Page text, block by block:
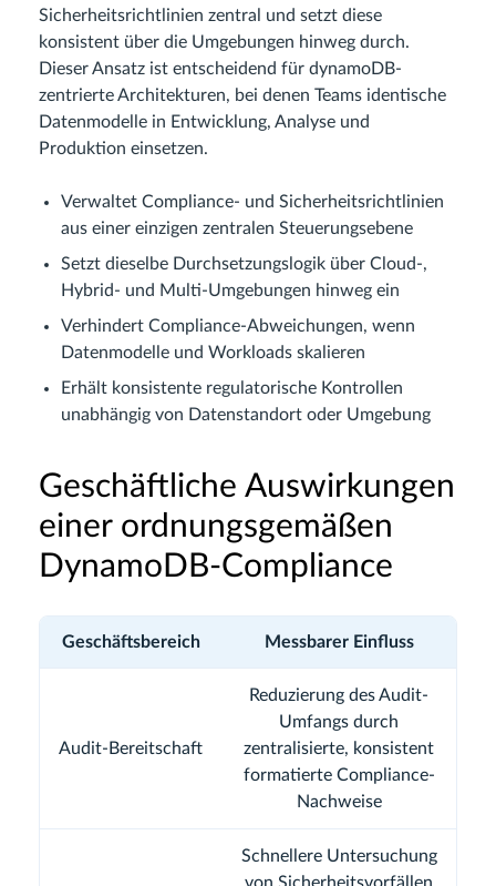
Sicherheitsrichtlinien zentral und setzt diese
konsistent über die Umgebungen hinweg durch.
Dieser Ansatz ist entscheidend für dynamoDB-
zentrierte Architekturen, bei denen Teams identische
Datenmodelle in Entwicklung, Analyse und
Produktion einsetzen.
Verwaltet Compliance- und Sicherheitsrichtlinien
aus einer einzigen zentralen Steuerungsebene
Setzt dieselbe Durchsetzungslogik über Cloud-,
Hybrid- und Multi-Umgebungen hinweg ein
Verhindert Compliance-Abweichungen, wenn
Datenmodelle und Workloads skalieren
Erhält konsistente regulatorische Kontrollen
unabhängig von Datenstandort oder Umgebung
Geschäftliche Auswirkungen
einer ordnungsgemäßen
DynamoDB-Compliance
Geschäftsbereich Messbarer Einfluss
Audit-Bereitschaft
Reduzierung des Audit-
Umfangs durch
zentralisierte, konsistent
formatierte Compliance-
Nachweise
Schnellere Untersuchung